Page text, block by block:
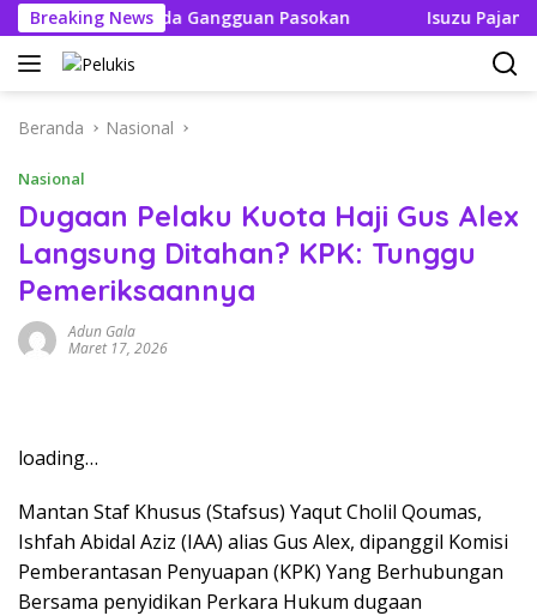
Langsung
ke
konten
Breaking News
Boleh Ada Gangguan Pasokan Isuzu Pajang
Beranda Nasional
Nasional
Dugaan Pelaku Kuota Haji Gus Alex
Langsung Ditahan? KPK: Tunggu
Pemeriksaannya
Adun Gala
Maret 17, 2026
loading…
Mantan Staf Khusus (Stafsus) Yaqut Cholil Qoumas,
Ishfah Abidal Aziz (IAA) alias Gus Alex, dipanggil Komisi
Pemberantasan Penyuapan (KPK) Yang Berhubungan
Bersama penyidikan Perkara Hukum dugaan